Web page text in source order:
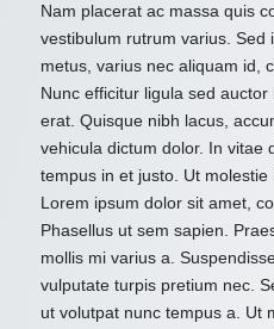
Nam placerat ac massa quis
vestibulum rutrum varius. Sed
metus, varius nec aliquam id,
Nunc efficitur ligula sed
erat. Quisque nibh lacus,
vehicula dictum dolor. In vitae
tempus in et justo. Ut molestie
Lorem ipsum dolor sit amet,
Phasellus ut sem sapien.
mollis mi varius a.
vulputate turpis pretium nec.
ut volutpat nunc tempus a. Ut